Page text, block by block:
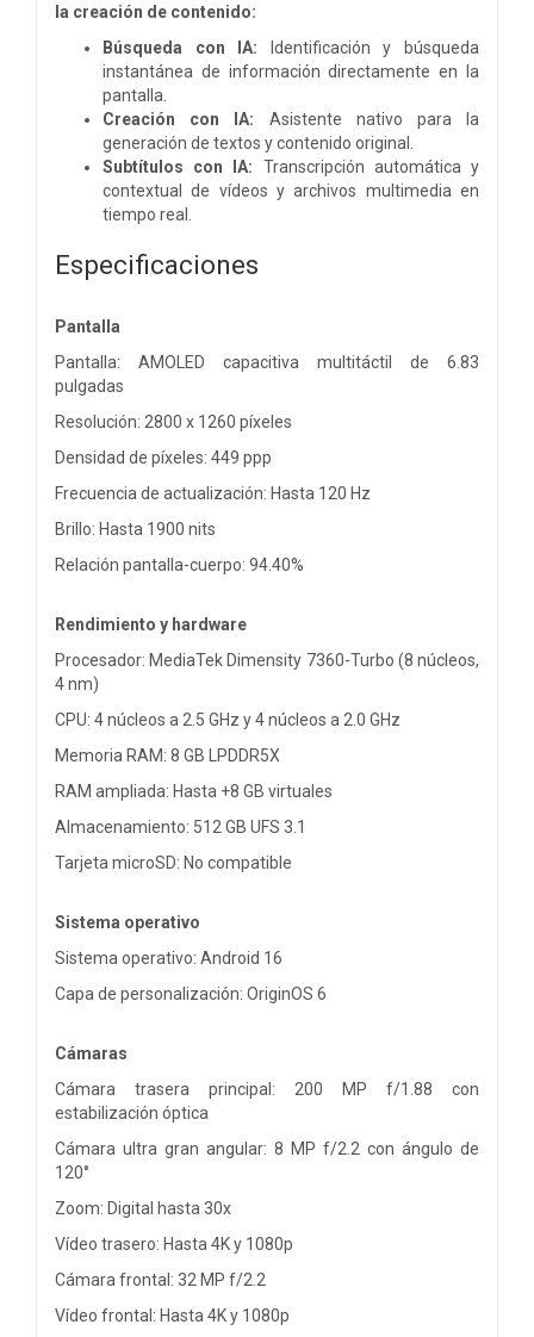
la creación de contenido:
Búsqueda con IA: Identificación y búsqueda
instantánea de información directamente en la
pantalla.
Creación con IA: Asistente nativo para la
generación de textos y contenido original.
Subtítulos con IA: Transcripción automática y
contextual de vídeos y archivos multimedia en
tiempo real.
Especificaciones
Pantalla
Pantalla: AMOLED capacitiva multitáctil de 6.83
pulgadas
Resolución: 2800 x 1260 píxeles
Densidad de píxeles: 449 ppp
Frecuencia de actualización: Hasta 120 Hz
Brillo: Hasta 1900 nits
Relación pantalla-cuerpo: 94.40%
Rendimiento y hardware
Procesador: MediaTek Dimensity 7360-Turbo (8 núcleos,
4 nm)
CPU: 4 núcleos a 2.5 GHz y 4 núcleos a 2.0 GHz
Memoria RAM: 8 GB LPDDR5X
RAM ampliada: Hasta +8 GB virtuales
Almacenamiento: 512 GB UFS 3.1
Tarjeta microSD: No compatible
Sistema operativo
Sistema operativo: Android 16
Capa de personalización: OriginOS 6
Cámaras
Cámara trasera principal: 200 MP f/1.88 con
estabilización óptica
Cámara ultra gran angular: 8 MP f/2.2 con ángulo de
120°
Zoom: Digital hasta 30x
Vídeo trasero: Hasta 4K y 1080p
Cámara frontal: 32 MP f/2.2
Vídeo frontal: Hasta 4K y 1080p